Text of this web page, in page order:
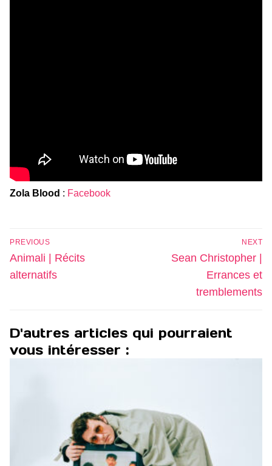
Zola Blood : Facebook
Navigation
de
l’article
PREVIOUS
Previous
post:
Animali | Récits
alternatifs
NEXT
Next
Sean Christopher |
Errances et
tremblements
D'autres articles qui pourraient
vous intéresser :